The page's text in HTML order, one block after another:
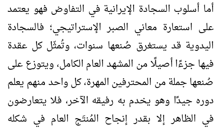
أما أسلوب السجادة الإيرانية في التفاوض فهو يعتمد
على استعارة معاني الصبر الإستراتيجي؛ فالسجادة
اليدوية قد يستغرق صُنعها سنوات، وتُمثّل كل عقدة
فيها جزءًا أصيلًا من المشهد العام الكامل، ويتوزع على
صُنعها جملة من المحترفين المهرة، كل واحد منهم يعلم
دوره جيدًا وهو يخدم به رفيقه الآخر، فلا يتعارضون
في الظاهر إلا بقدر إنجاح المُنتَج العام في شكله